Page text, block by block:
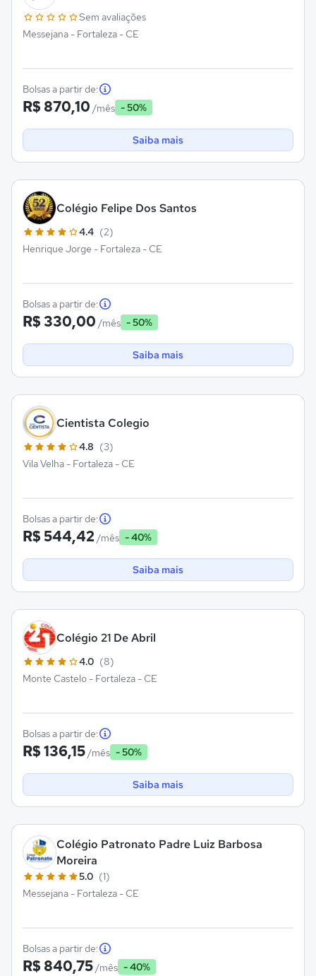
Sem avaliações
Messejana - Fortaleza - CE
Bolsas a partir de:
R$ 870,10 /mês - 50%
Saiba mais
Colégio Felipe Dos Santos
4.4 (2)
Henrique Jorge - Fortaleza - CE
Bolsas a partir de:
R$ 330,00 /mês - 50%
Saiba mais
Cientista Colegio
4.8 (3)
Vila Velha - Fortaleza - CE
Bolsas a partir de:
R$ 544,42 /mês - 40%
Saiba mais
Colégio 21 De Abril
4.0 (8)
Monte Castelo - Fortaleza - CE
Bolsas a partir de:
R$ 136,15/mês - 50%
Saiba mais
Colégio Patronato Padre Luiz Barbosa
Moreira
5.0 (1)
Messejana - Fortaleza - CE
Bolsas a partir de:
R$ 840,75/mês - 40%